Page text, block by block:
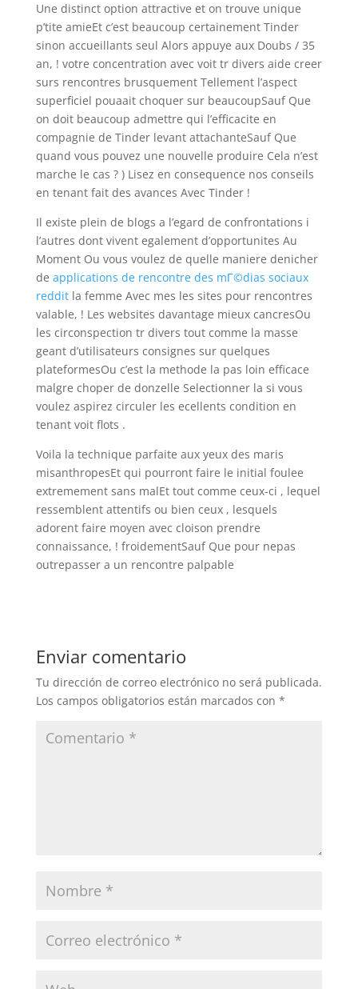
Une distinct option attractive et on trouve unique
p’tite amieEt c’est beaucoup certainement Tinder
sinon accueillants seul Alors appuye aux Doubs / 35
an, ! votre concentration avec voit tr divers aide creer
surs rencontres brusquement Tellement l’aspect
superficiel pouaait choquer sur beaucoupSauf Que
on doit beaucoup admettre qui l’efficacite en
compagnie de Tinder levant attachanteSauf Que
quand vous pouvez une nouvelle produire Cela n’est
marche le cas ? ) Lisez en consequence nos conseils
en tenant fait des avances Avec Tinder !
Il existe plein de blogs a l’egard de confrontations i
l’autres dont vivent egalement d’opportunites Au
Moment Ou vous voulez de quelle maniere denicher
de applications de rencontre des mГ©dias sociaux
redditla femme Avec mes les sites pour rencontres
valable, ! Les websites davantage mieux cancresOu
les circonspection tr divers tout comme la masse
geant d’utilisateurs consignes sur quelques
plateformesOu c’est la methode la pas loin efficace
malgre choper de donzelle Selectionner la si vous
voulez aspirez circuler les ecellents condition en
tenant voit flots .
Voila la technique parfaite aux yeux des maris
misanthropesEt qui pourront faire le initial foulee
extremement sans malEt tout comme ceux-ci , lequel
ressemblent attentifs ou bien ceux , lesquels
adorent faire moyen avec cloison prendre
connaissance, ! froidementSauf Que pour nepas
outrepasser a un rencontre palpable
Enviar comentario
Tu dirección de correo electrónico no será publicada.
Los campos obligatorios están marcados con *